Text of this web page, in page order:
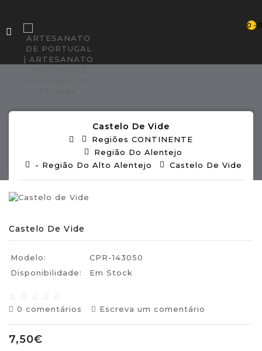
0 -
Castelo De Vide
Regiões CONTINENTE
Região Do Alentejo
- Região Do Alto Alentejo
Castelo De Vide
Castelo De Vide
Modelo:
CPR-143050
Disponibilidade:
Em Stock
0 comentários Escreva um comentário
7,50€